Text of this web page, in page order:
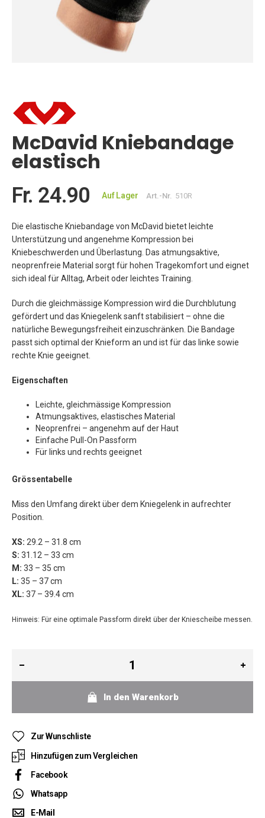
Bildgalerie
springen
McDavid Kniebandage
elastisch
Fr. 24.90 Auf Lager Art.-Nr. 510R
Die elastische Kniebandage von McDavid bietet leichte
Unterstützung und angenehme Kompression bei
Kniebeschwerden und Überlastung. Das atmungsaktive,
neoprenfreie Material sorgt für hohen Tragekomfort und eignet
sich ideal für Alltag, Arbeit oder leichtes Training.
Durch die gleichmässige Kompression wird die Durchblutung
gefördert und das Kniegelenk sanft stabilisiert – ohne die
natürliche Bewegungsfreiheit einzuschränken. Die Bandage
passt sich optimal der Knieform an und ist für das linke sowie
rechte Knie geeignet.
Eigenschaften
Leichte, gleichmässige Kompression
Atmungsaktives, elastisches Material
Neoprenfrei – angenehm auf der Haut
Einfache Pull-On Passform
Für links und rechts geeignet
Grössentabelle
Miss den Umfang direkt über dem Kniegelenk in aufrechter
Position.
XS: 29.2 – 31.8 cm
S: 31.12 – 33 cm
M: 33 – 35 cm
L: 35 – 37 cm
XL: 37 – 39.4 cm
Hinweis: Für eine optimale Passform direkt über der Kniescheibe messen.
In den Warenkorb
Zur Wunschliste
Hinzufügen zum Vergleichen
Facebook
Whatsapp
E-Mail